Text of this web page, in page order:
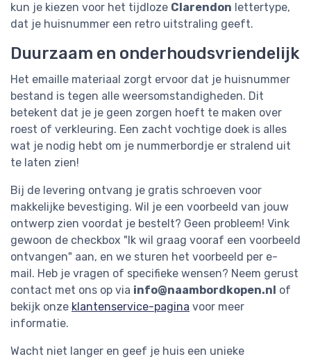
kun je kiezen voor het tijdloze Clarendon lettertype,
dat je huisnummer een retro uitstraling geeft.
Duurzaam en onderhoudsvriendelijk
Het emaille materiaal zorgt ervoor dat je huisnummer
bestand is tegen alle weersomstandigheden. Dit
betekent dat je je geen zorgen hoeft te maken over
roest of verkleuring. Een zacht vochtige doek is alles
wat je nodig hebt om je nummerbordje er stralend uit
te laten zien!
Bij de levering ontvang je gratis schroeven voor
makkelijke bevestiging. Wil je een voorbeeld van jouw
ontwerp zien voordat je bestelt? Geen probleem! Vink
gewoon de checkbox "Ik wil graag vooraf een voorbeeld
ontvangen" aan, en we sturen het voorbeeld per e-
mail. Heb je vragen of specifieke wensen? Neem gerust
contact met ons op via info@naambordkopen.nl of
bekijk onze klantenservice-pagina voor meer
informatie.
Wacht niet langer en geef je huis een unieke